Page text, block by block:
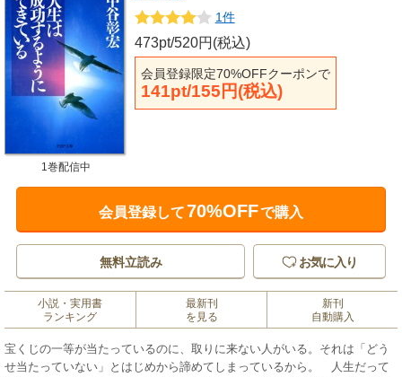
1件
473pt/520円(税込)
会員登録限定70%OFFクーポンで
141pt/155円(税込)
1巻配信中
会員登録して70%OFFで購入
無料立読み お気に入り
小説・実用書
ランキング
最新刊
を見る
新刊
自動購入
宝くじの一等が当たっているのに、取りに来ない人がいる。それは「どう
せ当たっていない」とはじめから諦めてしまっているから。 人生だって